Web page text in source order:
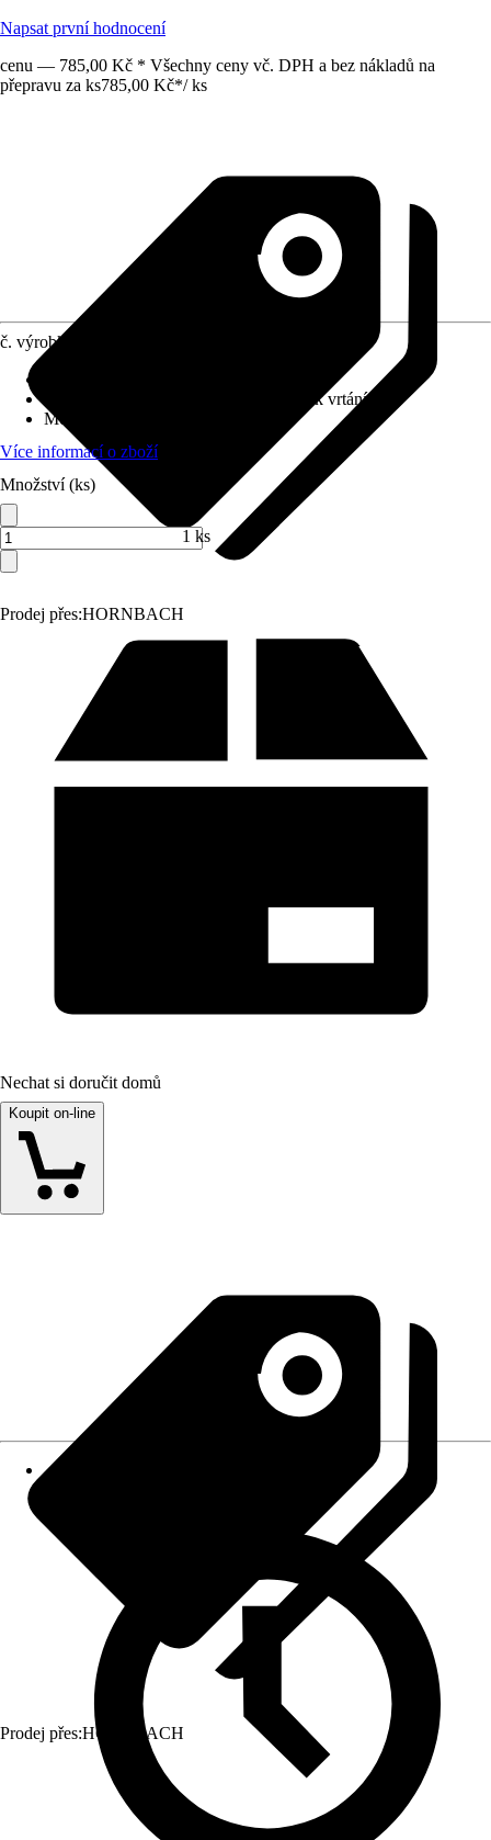
Napsat první hodnocení
cenu — 785,00 Kč * Všechny ceny vč. DPH a bez nákladů na
přepravu za ks785,00 Kč*/ ks
Prodej přes:HORNBACH
č. výrobku
Montážní materiál k vrtání
Možnost upevnění
Více informací o zboží
Množství (ks)
1 ks
Nechat si doručit domů
Koupit on-line
Prodej přes:HORNBACH